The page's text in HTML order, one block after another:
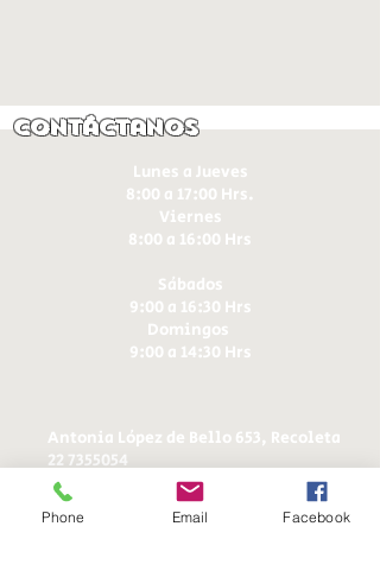
Contáctanos
Lunes a Jueves
8:00 a 17:00 Hrs.
Viernes
8:00 a 16:00 Hrs​
Sábados
9:00 a 16:30 Hrs
Domingos
9:00 a 14:30 Hrs
Antonia López de Bello 653, Recoleta
22 7355054
22 7375725
+56 9 75224598
ducereposteria@gmail.com
Phone Email Facebook